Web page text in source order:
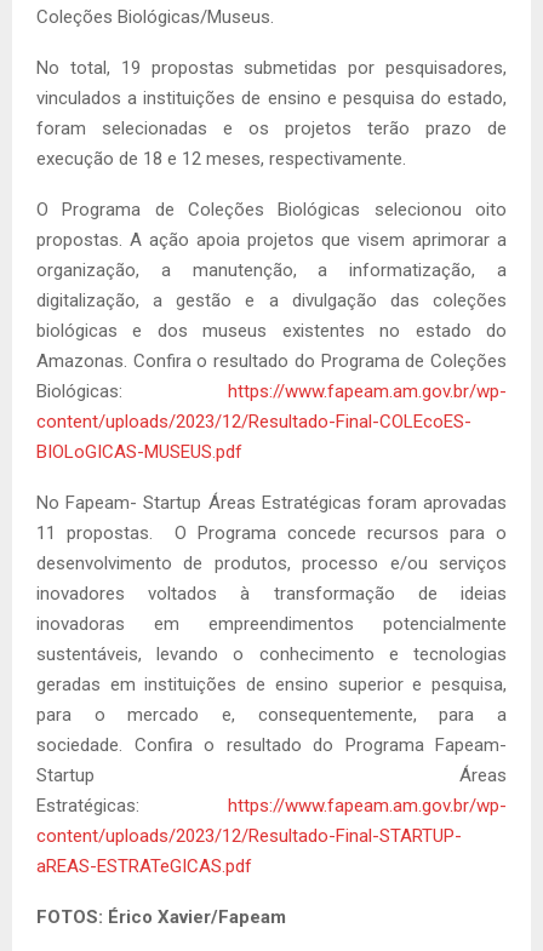
Coleções Biológicas/Museus.
No total, 19 propostas submetidas por pesquisadores,
vinculados a instituições de ensino e pesquisa do estado,
foram selecionadas e os projetos terão prazo de
execução de 18 e 12 meses, respectivamente.
O Programa de Coleções Biológicas selecionou oito
propostas. A ação apoia projetos que visem aprimorar a
organização, a manutenção, a informatização, a
digitalização, a gestão e a divulgação das coleções
biológicas e dos museus existentes no estado do
Amazonas. Confira o resultado do Programa de Coleções
Biológicas: https://www.fapeam.am.gov.br/wp-
content/uploads/2023/12/Resultado-Final-COLEcoES-
BIOLoGICAS-MUSEUS.pdf
No Fapeam- Startup Áreas Estratégicas foram aprovadas
11 propostas. O Programa concede recursos para o
desenvolvimento de produtos, processo e/ou serviços
inovadores voltados à transformação de ideias
inovadoras em empreendimentos potencialmente
sustentáveis, levando o conhecimento e tecnologias
geradas em instituições de ensino superior e pesquisa,
para o mercado e, consequentemente, para a
sociedade. Confira o resultado do Programa Fapeam-
Startup Áreas
Estratégicas: https://www.fapeam.am.gov.br/wp-
content/uploads/2023/12/Resultado-Final-STARTUP-
aREAS-ESTRATeGICAS.pdf
FOTOS: Érico Xavier/Fapeam